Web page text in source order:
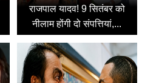
राजपाल यादव! 9 सितंबर को
नीलाम होंगी दो संपत्तियां,...